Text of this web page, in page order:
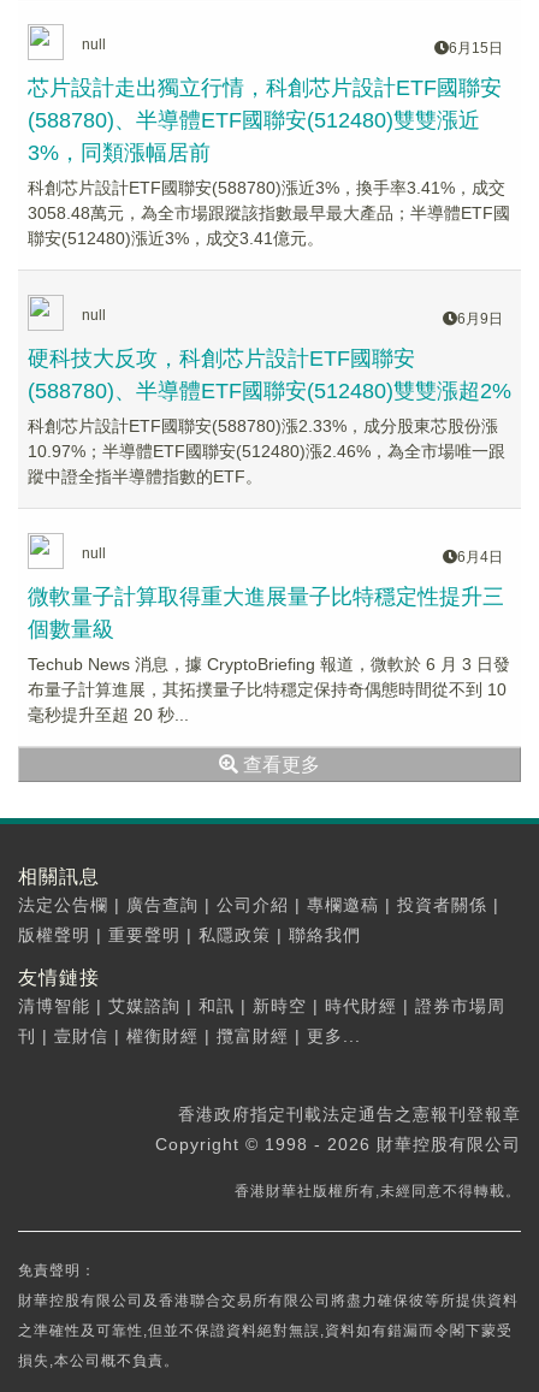
null 6月15日
芯片設計走出獨立行情，科創芯片設計ETF國聯安
(588780)、半導體ETF國聯安(512480)雙雙漲近
3%，同類漲幅居前
科創芯片設計ETF國聯安(588780)漲近3%，換手率3.41%，成交
3058.48萬元，為全市場跟蹤該指數最早最大產品；半導體ETF國
聯安(512480)漲近3%，成交3.41億元。
null 6月9日
硬科技大反攻，科創芯片設計ETF國聯安
(588780)、半導體ETF國聯安(512480)雙雙漲超2%
科創芯片設計ETF國聯安(588780)漲2.33%，成分股東芯股份漲
10.97%；半導體ETF國聯安(512480)漲2.46%，為全市場唯一跟
蹤中證全指半導體指數的ETF。
null 6月4日
微軟量子計算取得重大進展量子比特穩定性提升三
個數量級
Techub News 消息，據 CryptoBriefing 報道，微軟於 6 月 3 日發
布量子計算進展，其拓撲量子比特穩定保持奇偶態時間從不到 10
毫秒提升至超 20 秒...
查看更多
相關訊息
法定公告欄 | 廣告查詢 | 公司介紹 | 專欄邀稿 | 投資者關係 |
版權聲明 | 重要聲明 | 私隱政策 | 聯絡我們
友情鏈接
清博智能 | 艾媒諮詢 | 和訊 | 新時空 | 時代財經 | 證券市場周
刊
| 壹財信 | 權衡財經 | 攬富財經 | 更多...
香港政府指定刊載法定通告之憲報刊登報章
Copyright © 1998 - 2026 財華控股有限公司
香港財華社版權所有,未經同意不得轉載。
免責聲明：
財華控股有限公司及香港聯合交易所有限公司將盡力確保彼等所提供資料
之準確性及可靠性,但並不保證資料絕對無誤,資料如有錯漏而令閣下蒙受
損失,本公司概不負責。